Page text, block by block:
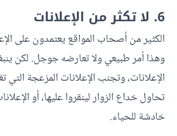
6. لا تكثر من الإعلانات
الكثير من أصحاب المواقع يعتمدون على
وهذا أمر طبيعي ولا تعارضه جوجل. لكن
الإعلانات، وتجنب الإعلانات المزعجة
تحاول خداع الزوار لينقروا عليها، أو
خادشة للحياء.